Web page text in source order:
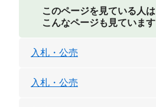
このページを見ている人は
こんなページも見ています
入札・公売
入札・公売